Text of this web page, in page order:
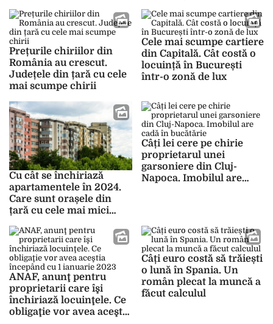
Prețurile chiriilor din
România au crescut.
Județele din țară cu cele
mai scumpe chirii
Cele mai scumpe cartiere
din Capitală. Cât costă o
locuință în București
într-o zonă de lux
Cu cât se închiriază
apartamentele în 2024.
Care sunt orașele din
țară cu cele mai mici
Câți lei cere pe chirie
proprietarul unei
garsoniere din Cluj-
Napoca. Imobilul are
ANAF, anunţ pentru
proprietarii care îşi
închiriază locuinţele. Ce
obligaţie vor avea aceştia
Câți euro costă să trăiești
o lună în Spania. Un
român plecat la muncă a
făcut calculul